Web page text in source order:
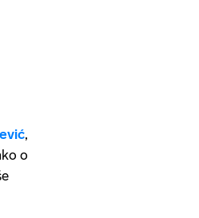
,
o